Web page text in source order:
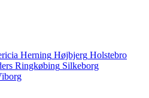
Herning Højbjerg Holstebro
Ringkøbing Silkeborg